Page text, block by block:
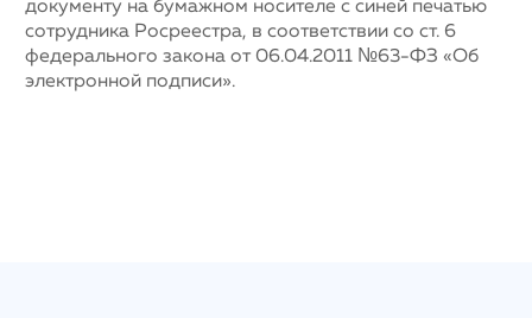
документу на бумажном носителе с синей печатью
сотрудника Росреестра, в соответствии со ст. 6
федерального закона от 06.04.2011 №63-ФЗ «Об
электронной подписи».